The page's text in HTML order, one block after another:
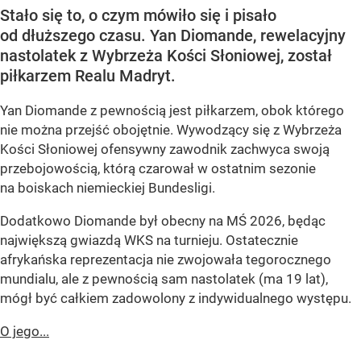
Stało się to, o czym mówiło się i pisało
od dłuższego czasu. Yan Diomande, rewelacyjny
nastolatek z Wybrzeża Kości Słoniowej, został
piłkarzem Realu Madryt.
Yan Diomande z pewnością jest piłkarzem, obok którego
nie można przejść obojętnie. Wywodzący się z Wybrzeża
Kości Słoniowej ofensywny zawodnik zachwyca swoją
przebojowością, którą czarował w ostatnim sezonie
na boiskach niemieckiej Bundesligi.
Dodatkowo Diomande był obecny na MŚ 2026, będąc
największą gwiazdą WKS na turnieju. Ostatecznie
afrykańska reprezentacja nie zwojowała tegorocznego
mundialu, ale z pewnością sam nastolatek (ma 19 lat),
mógł być całkiem zadowolony z indywidualnego występu.
O jego...